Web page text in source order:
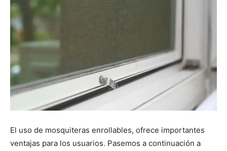
El uso de mosquiteras enrollables, ofrece importantes
ventajas para los usuarios. Pasemos a continuación a